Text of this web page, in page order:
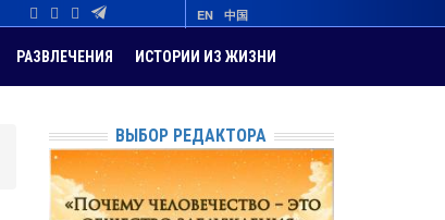
EN 中国
РАЗВЛЕЧЕНИЯ ИСТОРИИ ИЗ ЖИЗНИ
ВЫБОР РЕДАКТОРА